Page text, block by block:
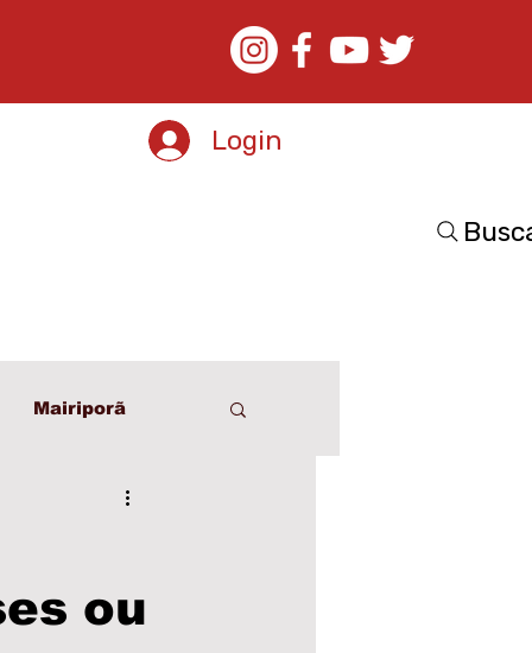
Login
Mairiporã
Esporte
Municipalou